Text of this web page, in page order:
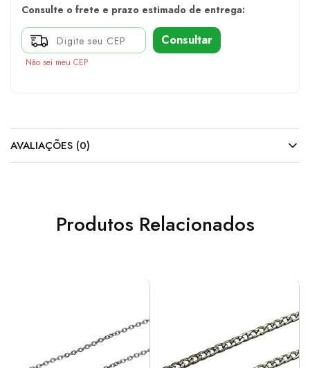
Consulte o frete e prazo estimado de entrega:
Consultar
Não sei meu CEP
AVALIAÇÕES (0)
Produtos Relacionados